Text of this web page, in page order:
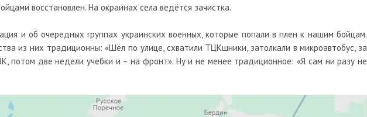
восстановлен. На окраинах села ведётся зачистка.
и об очередных группах украинских военных, которые попали в плен к нашим бойцам.
из них традиционны: «Шёл по улице, схватили ТЦКшники, затолкали в микроавтобус, за
потом две недели учебки и – на фронт». Ну и не менее традиционное: «Я сам ни разу не